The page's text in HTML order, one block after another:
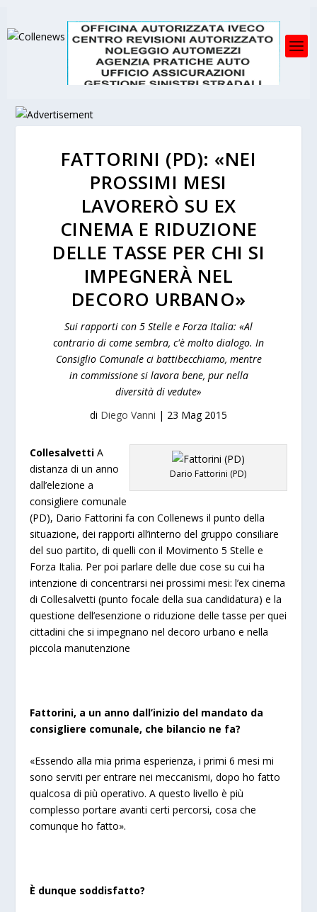
FATTORINI (PD): «NEI
PROSSIMI MESI
LAVORERÒ SU EX
CINEMA E RIDUZIONE
DELLE TASSE PER CHI SI
IMPEGNERÀ NEL
DECORO URBANO»
Sui rapporti con 5 Stelle e Forza Italia: «Al
contrario di come sembra, c'è molto dialogo. In
Consiglio Comunale ci battibecchiamo, mentre
in commissione si lavora bene, pur nella
diversità di vedute»
di Diego Vanni | 23 Mag 2015
Dario Fattorini (PD)
CollesalvettiA
distanza di un anno
dall’elezione a
consigliere comunale
(PD), Dario Fattorini fa con Collenews il punto della
situazione, dei rapporti all’interno del gruppo consiliare
del suo partito, di quelli con il Movimento 5 Stelle e
Forza Italia. Per poi parlare delle due cose su cui ha
intenzione di concentrarsi nei prossimi mesi: l’ex cinema
di Collesalvetti (punto focale della sua candidatura) e la
questione dell’esenzione o riduzione delle tasse per quei
cittadini che si impegnano nel decoro urbano e nella
piccola manutenzione
Fattorini, a un anno dall’inizio del mandato da
consigliere comunale, che bilancio ne fa?
«Essendo alla mia prima esperienza, i primi 6 mesi mi
sono serviti per entrare nei meccanismi, dopo ho fatto
qualcosa di più operativo. A questo livello è più
complesso portare avanti certi percorsi, cosa che
comunque ho fatto».
È dunque soddisfatto?